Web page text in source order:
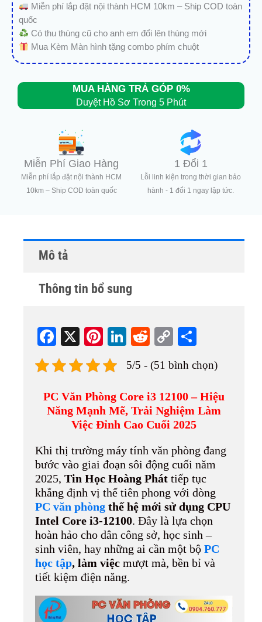
Miễn phí lắp đặt nội thành HCM 10km – Ship COD toàn
quốc
Có thu thùng cũ cho anh em đổi lên thùng mới
Mua Kèm Màn hình tặng combo phím chuột
MUA HÀNG TRẢ GÓP 0%
Duyệt Hồ Sơ Trong 5 Phút
Miễn Phí Giao Hàng
Miễn phí lắp đặt nội thành HCM
10km – Ship COD toàn quốc
1 Đổi 1
Lỗi linh kiện trong thời gian bảo
hành - 1 đổi 1 ngay lập tức.
Mô tả
Thông tin bổ sung
Fa
ce
bo
ok
X
Pi
nt
er
es
t
Li
ed
In
R
di
t
C
y
Li
nk
re
5/5 - (51 bình chọn)
PC Văn Phòng Core i3 12100 – Hiệu
Năng Mạnh Mẽ, Trải Nghiệm Làm
Việc Đỉnh Cao Cuối 2025
Khi thị trường máy tính văn phòng đang
bước vào giai đoạn sôi động cuối năm
2025, Tin Học Hoàng Phát tiếp tục
khẳng định vị thế tiên phong với dòng
PC văn phòng thế hệ mới sử dụng CPU
Intel Core i3-12100. Đây là lựa chọn
hoàn hảo cho dân công sở, học sinh –
sinh viên, hay những ai cần một bộ PC
học tập, làm việc mượt mà, bền bỉ và
tiết kiệm điện năng.